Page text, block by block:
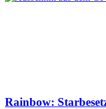
Rainbow: